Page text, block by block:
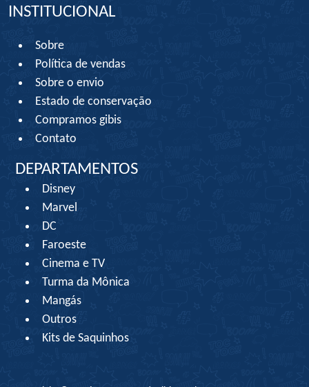
INSTITUCIONAL
Sobre
Política de vendas
Sobre o envio
Estado de conservação
Compramos gibis
Contato
DEPARTAMENTOS
Disney
Marvel
DC
Faroeste
Cinema e TV
Turma da Mônica
Mangás
Outros
Kits de Saquinhos